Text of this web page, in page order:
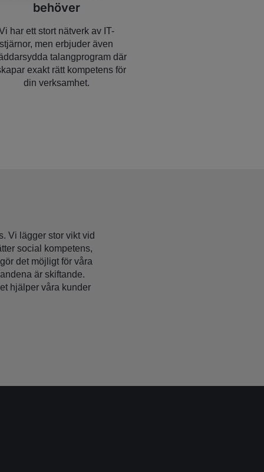
behöver
har ett stort nätverk av IT-
stjärnor, men erbjuder även
talangprogram där
exakt rätt kompetens för
din verksamhet.
Vi lägger stor vikt vid
social kompetens,
det möjligt för våra
är skiftande.
hjälper våra kunder